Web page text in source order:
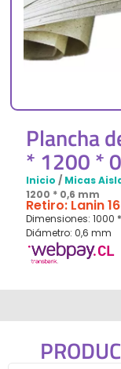
Plancha
* 1200 *
Inicio / Micas
1200 * 0,6 mm
Retiro: Lanin
Dimensiones: 1000
Diámetro: 0,6 mm